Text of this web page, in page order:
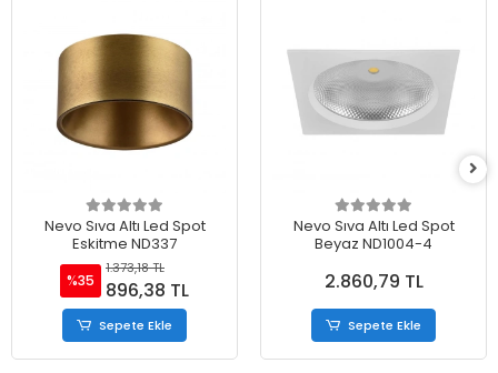
Nevo Sıva Altı Led Spot
Eskitme ND337
%35
1.373,18 TL
896,38 TL
Sepete Ekle
Nevo Sıva Altı Led Spot
Beyaz ND1004-4
2.860,79 TL
Sepete Ekle